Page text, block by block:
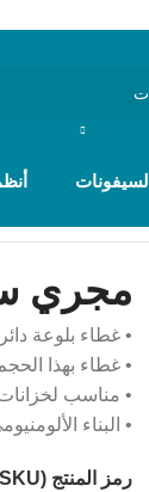
السيفونات
مجري سيول 300
• غطاء بلوعة دائري
• غطاء بهذا
• مناسب لخزانات
• البناء
رمز المنتج (SKU):